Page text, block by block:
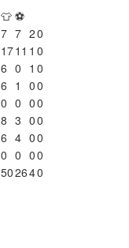
👕 ⚽
7 7 20
1711 1 0
6 0 1 0
6 1 00
0 0 00
8 3 00
6 4 00
0 0 00
502640